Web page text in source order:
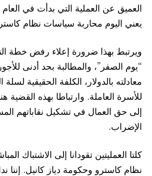
يعني اليوم محاربة سياسات نظام
ويرتبط بهذا ضرورة إعلاء رفض خطة
“يوم الصفر”، والمطالبة بحد أدنى
معادلته بالدولار، الكلفة الحقيقية
للأسرة العاملة. وارتباطا بهذه القضية
إلى حق العمال في تشكيل نقاباتهم
الإضراب.
كلتا العمليتين تقودانا إلى الاشتباك
نظام كاسترو وحكومة دياز كانيل.